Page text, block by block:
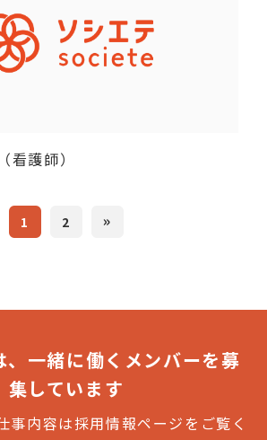
看護師）
1 2 »
、一緒に働くメンバーを募
集しています
事内容は採用情報ページをご覧く